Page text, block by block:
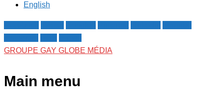
English
GROUPE GAY GLOBE MÉDIA
Main menu